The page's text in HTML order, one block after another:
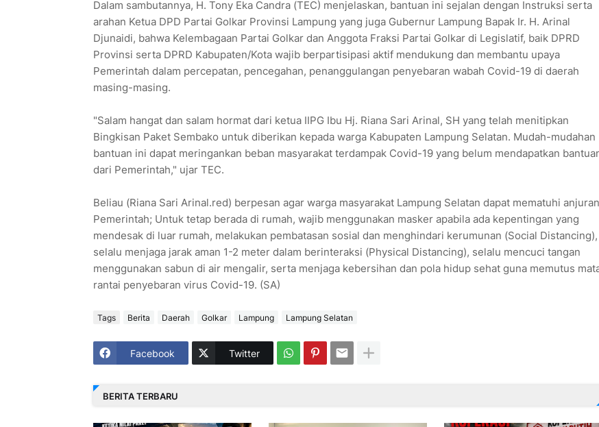
Dalam sambutannya, H. Tony Eka Candra (TEC) menjelaskan, bantuan ini sejalan dengan Instruksi serta
arahan Ketua DPD Partai Golkar Provinsi Lampung yang juga Gubernur Lampung Bapak Ir. H. Arinal
Djunaidi, bahwa Kelembagaan Partai Golkar dan Anggota Fraksi Partai Golkar di Legislatif, baik DPRD
Provinsi serta DPRD Kabupaten/Kota wajib berpartisipasi aktif mendukung dan membantu upaya
Pemerintah dalam percepatan, pencegahan, penanggulangan penyebaran wabah Covid-19 di daerah
masing-masing.
"Salam hangat dan salam hormat dari ketua IIPG Ibu Hj. Riana Sari Arinal, SH yang telah menitipkan
Bingkisan Paket Sembako untuk diberikan kepada warga Kabupaten Lampung Selatan. Mudah-mudahan
bantuan ini dapat meringankan beban masyarakat terdampak Covid-19 yang belum mendapatkan
dari Pemerintah," ujar TEC.
Beliau (Riana Sari Arinal.red) berpesan agar warga masyarakat Lampung Selatan dapat mematuhi anjuran
Pemerintah; Untuk tetap berada di rumah, wajib menggunakan masker apabila ada kepentingan yang
mendesak di luar rumah, melakukan pembatasan sosial dan menghindari kerumunan (Social Distancing),
selalu menjaga jarak aman 1-2 meter dalam berinteraksi (Physical Distancing), selalu mencuci tangan
menggunakan sabun di air mengalir, serta menjaga kebersihan dan pola hidup sehat guna memutus
rantai penyebaran virus Covid-19. (SA)
Tags Berita Daerah Golkar Lampung Lampung Selatan
Facebook Twitter
BERITA TERBARU